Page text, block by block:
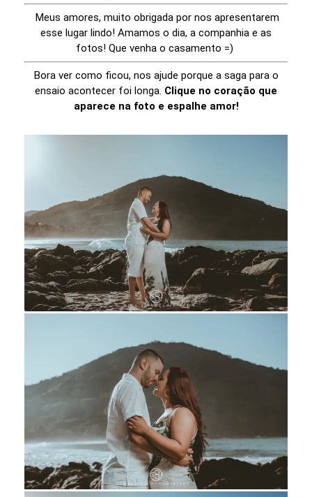
Meus amores, muito obrigada por nos apresentarem
esse lugar lindo! Amamos o dia, a companhia e as
fotos! Que venha o casamento =)
Bora ver como ficou, nos ajude porque a saga para o
ensaio acontecer foi longa. Clique no coração que
aparece na foto e espalhe amor!